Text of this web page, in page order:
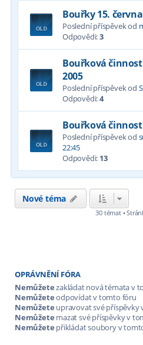
Bouřky 15.
Poslední příspěvek od
Odpovědi:3
Bouřková činnost
2005
Poslední příspěvek od
Odpovědi:4
Bouřková
Poslední příspěvek od
22:45
Odpovědi: 13
Nové téma
30 témat •
OPRÁVNĚNÍ FÓRA
Nemůžetezakládat nová témata v
Nemůžeteodpovídat v tomto fóru
Nemůžete upravovat své příspěvky
Nemůžete mazat své příspěvky v
Nemůžete přikládat soubory v